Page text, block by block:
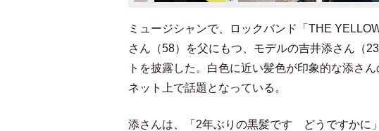
ミュージシャンで、ロックバンド「THE
さん（58）を父にもつ、モデルの吉井添さん（
トを披露した。白色に近い髪色が印象的な添さ
ネット上で話題となっている。
添さんは、「2年ぶりの黒髪です どうですかに